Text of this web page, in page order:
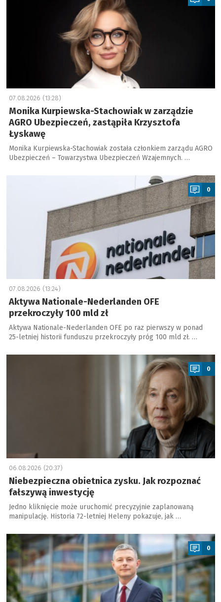
07.08.2026 (13:28)
Monika Kurpiewska-Stachowiak w zarządzie
AGRO Ubezpieczeń, zastąpiła Krzysztofa
Łyskawę
Monika Kurpiewska-Stachowiak została członkiem zarządu AGRO
Ubezpieczeń – Towarzystwa Ubezpieczeń Wzajemnych. …
0
07.08.2026 (13:24)
Aktywa Nationale-Nederlanden OFE
przekroczyły 100 mld zł
Aktywa Nationale-Nederlanden OFE po raz pierwszy w ponad
25-letniej historii funduszu przekroczyły próg 100 mld zł. …
a
0
06.08.2026 (20:37)
Niebezpieczna obietnica zysku. Jak rozpoznać
fałszywą inwestycję
Jedno kliknięcie może uruchomić precyzyjnie zaplanowaną
manipulację. Historia 72-letniej Heleny pokazuje, jak …
a
0